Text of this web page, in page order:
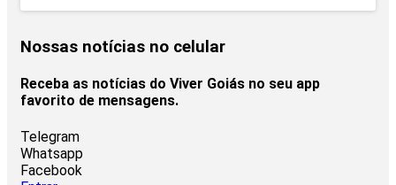
Nossas notícias no celular
Receba as notícias do Viver Goiás no seu app
favorito de mensagens.
Telegram
Whatsapp
Facebook